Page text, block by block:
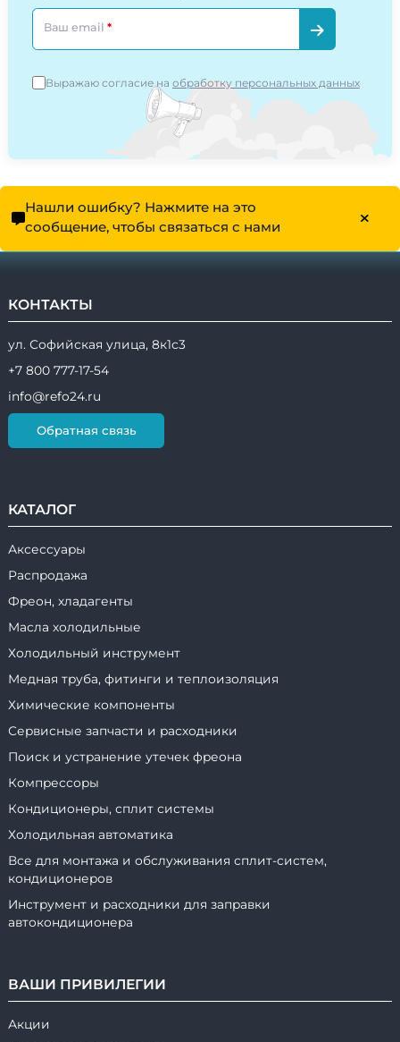
Ваш email
Выражаю согласие на обработку персональных данных
Нашли ошибку? Нажмите на это
сообщение, чтобы связаться с нами
КОНТАКТЫ
ул. Софийская улица, 8к1с3
+7 800 777-17-54
info@refo24.ru
Обратная связь
КАТАЛОГ
Аксессуары
Распродажа
Фреон, хладагенты
Масла холодильные
Холодильный инструмент
Медная труба, фитинги и теплоизоляция
Химические компоненты
Сервисные запчасти и расходники
Поиск и устранение утечек фреона
Компрессоры
Кондиционеры, сплит системы
Холодильная автоматика
Все для монтажа и обслуживания сплит-систем,
кондиционеров
Инструмент и расходники для заправки
автокондиционера
ВАШИ ПРИВИЛЕГИИ
Акции